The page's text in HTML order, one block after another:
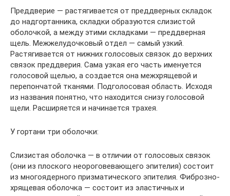
Преддверие — растягивается от преддверных складок
до надгортанника, складки образуются слизистой
оболочкой, а между этими складками — преддверная
щель. Межжелудочковый отдел — самый узкий.
Растягивается от нижних голосовых связок до верхних
связок преддверия. Сама узкая его часть именуется
голосовой щелью, а создается она межхрящевой и
перепончатой тканями. Подголосовая область. Исходя
из названия понятно, что находится снизу голосовой
щели. Расширяется и начинается трахея.
У гортани три оболочки:
Слизистая оболочка — в отличии от голосовых связок
(они из плоского неороговевающего эпителия) состоит
из многоядерного призматического эпителия. Фиброзно-
хрящевая оболочка — состоит из эластичных и